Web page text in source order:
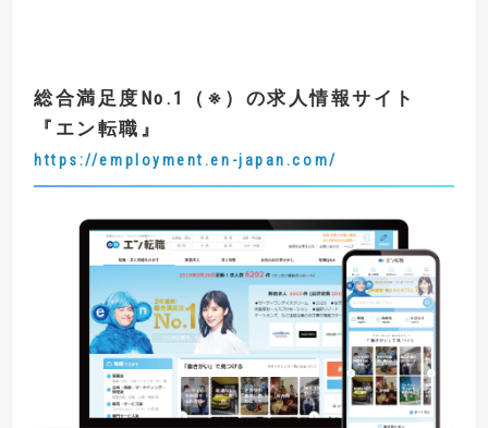
総合満足度 No.1 （ ※ ）の求人情報サイト
『 エン転職 』
https://employment.en-japan.com/